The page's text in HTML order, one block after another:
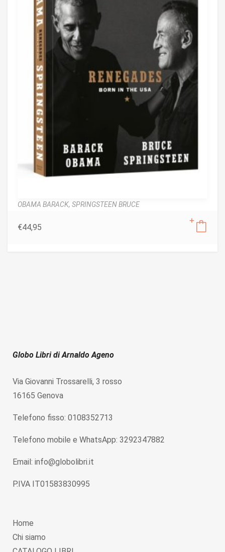
OBAMA BARACK, SPRINGSTEEN BRUCE
€44,95
Globo Libri di Arnaldo Ageno
Via Giovanni Trossarelli, 3 rosso
16165 Genova
Telefono fisso: 0108352713
Telefono mobile e WhatsApp: 3292347882
Email: info@globolibri.it
P.IVA IT01583830995
Home
Chi siamo